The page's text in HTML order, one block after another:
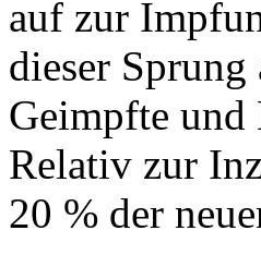
auf zur
dieser
Geimpfte und
Relativ zur
20 % der